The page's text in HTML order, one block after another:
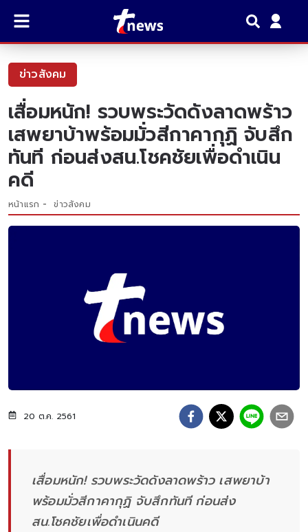
ข่าวสังคม
เสื่อมหนัก! รวบพระวัดดังลาดพร้าว
เสพยาบ้าพร้อมมั่วสีกาคากุฏิ จับสึก
ทันที ก่อนส่งสน.โชคชัยเพื่อดำเนิน
คดี
หน้าแรก ข่าวสังคม
20 ต.ค. 2561
เสื่อมหนัก! รวบพระวัดดังลาดพร้าว เสพยาบ้า
พร้อมมั่วสีกาคากุฏิ จับสึกทันที ก่อนส่ง
สน.โชคชัยเพื่อดำเนินคดี